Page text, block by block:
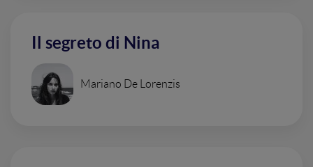
Il segreto di Nina
Mariano De Lorenzis